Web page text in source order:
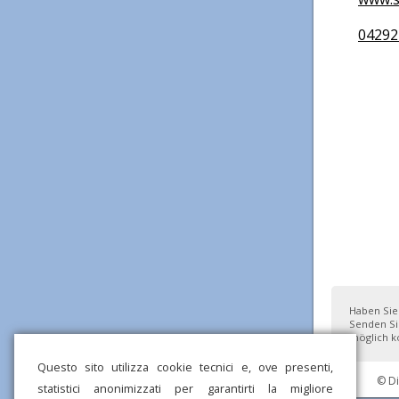
Questo sito utilizza cookie tecnici e, ove presenti,
statistici anonimizzati per garantirti la migliore
Haben
Senden
möglich
©